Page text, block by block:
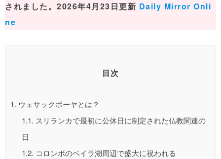
されました。2026年4月23日更新 Daily Mirror Onli
ne
目次
1. ウェサックポーヤとは？
1.1. スリランカで最初に公休日に制定された仏教関連の
日
1.2. コロンボのベイラ湖周辺で盛大に祝われる